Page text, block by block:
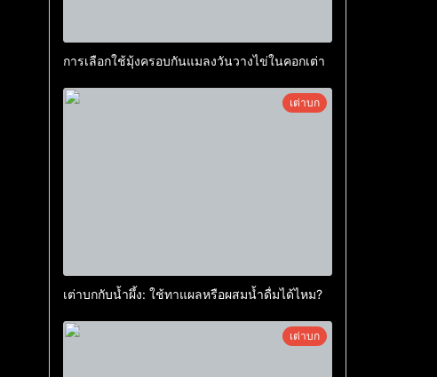
การเลือกใช้มุ้งครอบกันแมลงวันวางไข่ในคอกเต่า
เต่าบก
เต่าบกกับน้ำผึ้ง: ใช้ทาแผลหรือผสมน้ำดื่มได้ไหม?
เต่าบก